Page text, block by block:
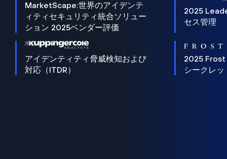
MarketScape:世界のアイデンテ
ィティセキュリティ統合ソリュー
ション 2025ベンダー評価
2025
セス管理
アイデンティティ脅威検知および
対応（ITDR）
2025 Frost
シークレッ